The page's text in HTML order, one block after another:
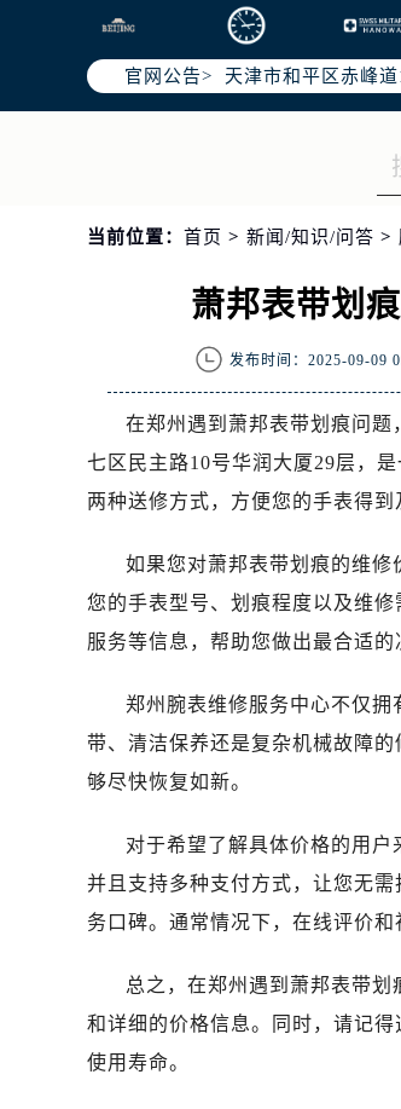
官网公告>
北京市东城区东长
北京市朝阳区建国
天津市和平区赤峰
上海市徐汇区虹桥
南京市秦淮区中山
徐州市鼓楼区淮海
盐城市盐都区世纪
泰州市海陵区永定
杭州市上城区钱江
金华市金东区东市
嘉兴市南湖区广益
南昌市红谷滩新区
广州市天河区天河
广州市越秀区环市
惠州市惠城区江北
厦门市思明区湖滨
福州市鼓楼区五四
重庆市江北区观音
长沙市芙蓉区定王
郑州市二七区铭功
沈阳市沈河区中街
沈阳市沈河区中街
当前位置： 首页 > 新闻/知识/问答 >
萧邦表带划
发布时间：2025-09-09
在郑州遇到萧邦表带划痕问
七区民主路10号华润大厦29层，
两种送修方式，方便您的手表得到
如果您对萧邦表带划痕的维
您的手表型号、划痕程度以及维
服务等信息，帮助您做出最合适的
郑州腕表维修服务中心不仅
带、清洁保养还是复杂机械故障
够尽快恢复如新。
对于希望了解具体价格的用户
并且支持多种支付方式，让您无
务口碑。通常情况下，在线评价
总之，在郑州遇到萧邦表带
和详细的价格信息。同时，请记
使用寿命。